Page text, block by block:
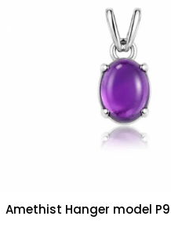
Amethist Hanger model